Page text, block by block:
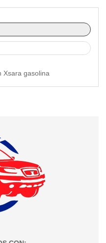
Xsara gasolina